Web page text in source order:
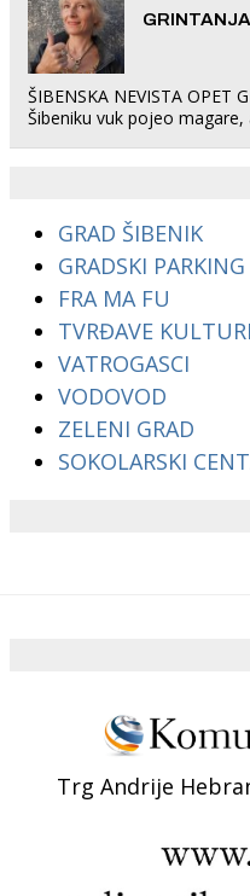
ŠIBENSKA NEVISTA OPET
Šibeniku vuk pojeo
GRAD ŠIBENIK
GRADSKI PARKING
FRA MA FU
TVRĐAVE
VATROGASCI
VODOVOD
ZELENI GRAD
SOKOLARSKI
Trg Andrije